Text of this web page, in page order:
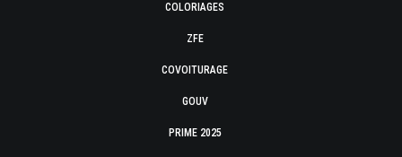
COLORIAGES
ZFE
COVOITURAGE
GOUV
PRIME 2025